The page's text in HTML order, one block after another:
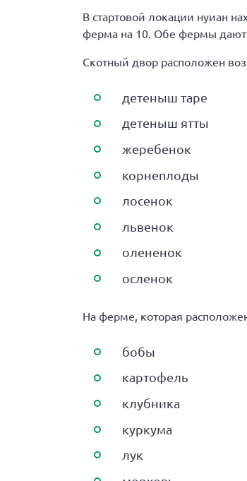
В стартовой локации нуиан
ферма на 10. Обе фермы дают
Скотный двор расположен
детеныш таре
детеныш ятты
жеребенок
корнеплоды
лосенок
львенок
олененок
осленок
На ферме, которая
бобы
картофель
клубника
куркума
лук